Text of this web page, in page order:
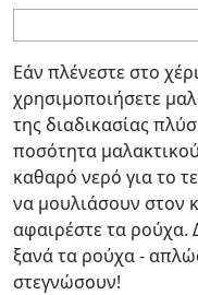
Εάν πλένεστε στο
χρησιμοποιήσετε
της διαδικασίας
ποσότητα
καθαρό νερό για το
να μουλιάσουν στον
αφαιρέστε τα ρούχα.
ξανά τα ρούχα -
στεγνώσουν!